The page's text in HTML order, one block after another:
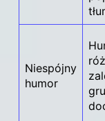
Niespójny
humor